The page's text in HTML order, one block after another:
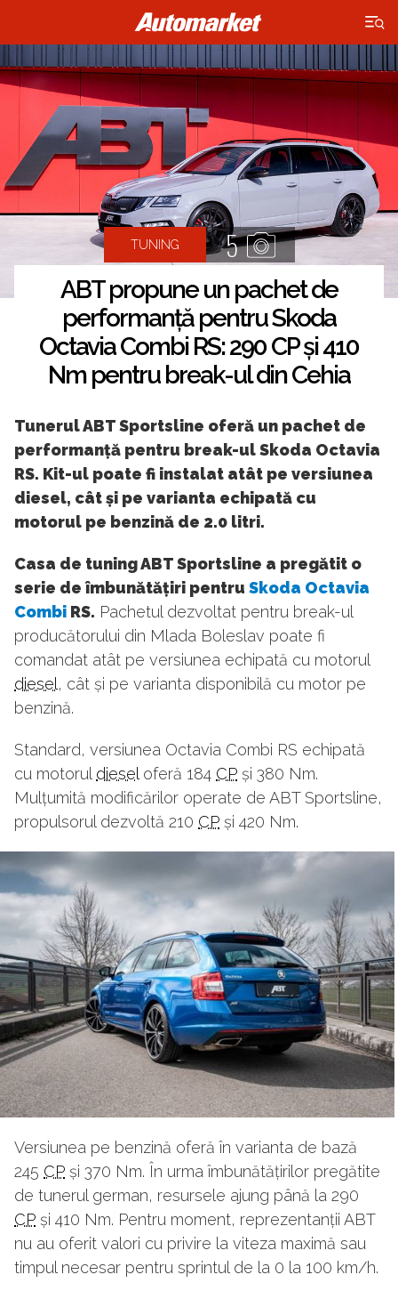
×
TUNING 5
ABT propune un pachet de
performanță pentru Skoda
Octavia Combi RS: 290 CP și 410
Nm pentru break-ul din Cehia
Tunerul ABT Sportsline oferă un pachet de
performanță pentru break-ul Skoda Octavia
RS. Kit-ul poate fi instalat atât pe versiunea
diesel, cât și pe varianta echipată cu
motorul pe benzină de 2.0 litri.
Casa de tuning ABT Sportsline a pregătit o
serie de îmbunătățiri pentru Skoda Octavia
Combi RS. Pachetul dezvoltat pentru break-ul
producătorului din Mlada Boleslav poate fi
comandat atât pe versiunea echipată cu motorul
diesel, cât și pe varianta disponibilă cu motor pe
benzină.
Standard, versiunea Octavia Combi RS echipată
cu motoruldieseloferă 184 CP și 380 Nm.
Mulțumită modificărilor operate de ABT Sportsline,
propulsorul dezvoltă 210 CP și 420 Nm.
Versiunea pe benzină oferă în varianta de bază
245 CP și 370 Nm. În urma îmbunătățirilor pregătite
de tunerul german, resursele ajung până la 290
CP și 410 Nm. Pentru moment, reprezentanții ABT
nu au oferit valori cu privire la viteza maximă sau
timpul necesar pentru sprintul de la 0 la 100 km/h.